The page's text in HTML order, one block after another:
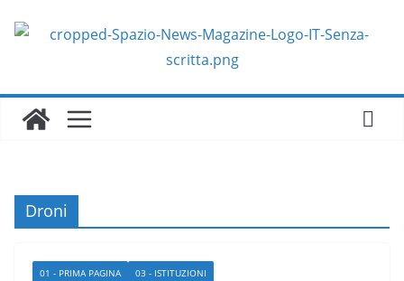
Droni
01 - PRIMA PAGINA 03 - ISTITUZIONI